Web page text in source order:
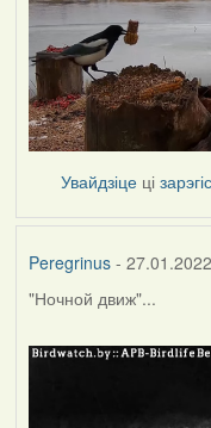
Увайдзіце ці
Peregrinus-
"Ночной движ"...